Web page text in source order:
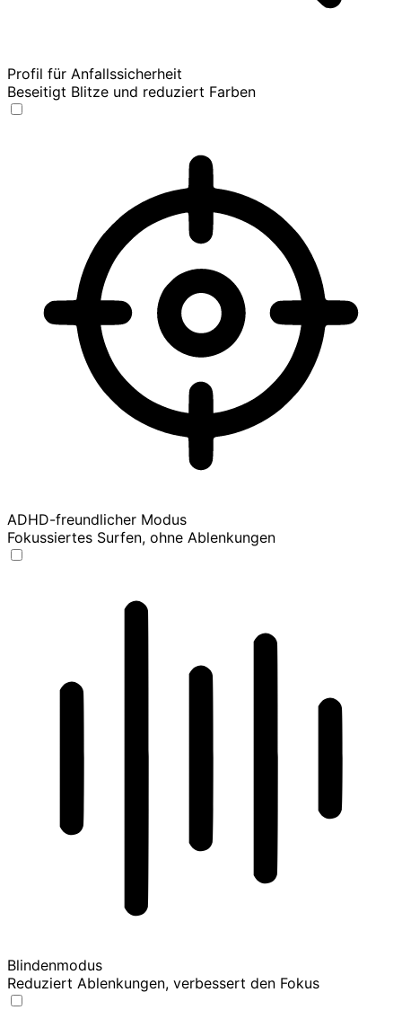
Profil für Anfallssicherheit
Beseitigt Blitze und reduziert Farben
ADHD-freundlicher Modus
Fokussiertes Surfen, ohne Ablenkungen
Blindenmodus
Reduziert Ablenkungen, verbessert den Fokus